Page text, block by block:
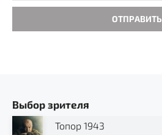
ОТПРАВИТЬ
Выбор зрителя
Топор 1943